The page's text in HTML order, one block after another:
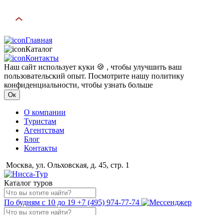
Главная
Каталог
Контакты
Наш сайт использует куки 🍪 , чтобы улучшить ваш
пользовательский опыт. Посмотрите нашу политику
конфиденциальности, чтобы узнать больше
Ок
О компании
Туристам
Агентствам
Блог
Контакты
Москва, ул. Ольховская, д. 45, стр. 1
Каталог туров
По будням с 10 до 19 +7 (495) 974-77-74